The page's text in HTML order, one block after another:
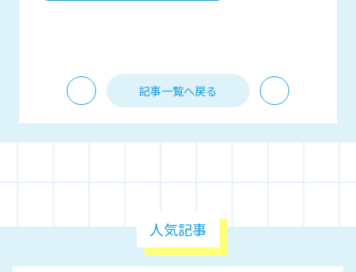
PREV 記事一覧へ戻る
人気記事